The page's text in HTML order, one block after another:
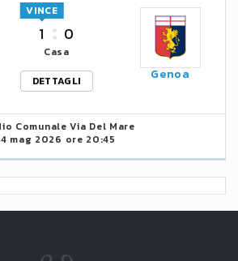
1
VINCE
0
Casa
DETTAGLI
Genoa
Comunale Via Del Mare
mag 2026 ore 20:45